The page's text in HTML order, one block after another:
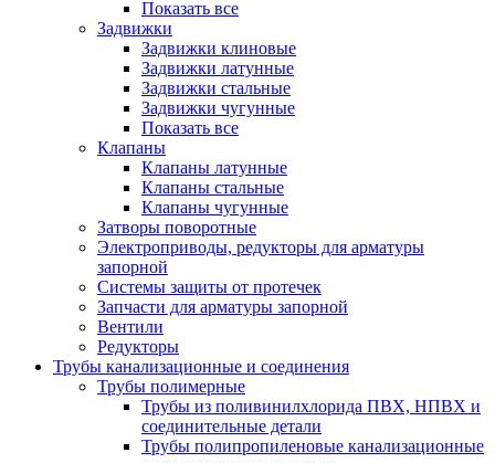
Показать все
Задвижки
Задвижки клиновые
Задвижки латунные
Задвижки стальные
Задвижки чугунные
Показать все
Клапаны
Клапаны латунные
Клапаны стальные
Клапаны чугунные
Затворы поворотные
Электроприводы, редукторы для арматуры
запорной
Системы защиты от протечек
Запчасти для арматуры запорной
Вентили
Редукторы
Трубы канализационные и соединения
Трубы полимерные
Трубы из поливинилхлорида ПВХ, НПВХ и
соединительные детали
Трубы полипропиленовые канализационные